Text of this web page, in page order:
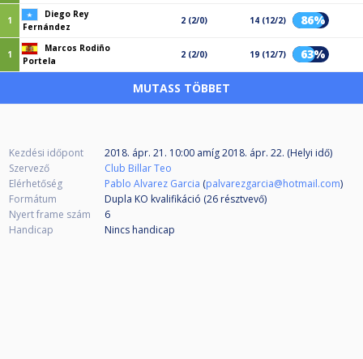
1
Diego Rey
Fernández
2 (2/0) 14 (12/2) 86%
1
Marcos Rodiño
Portela
2 (2/0) 19 (12/7) 63%
MUTASS TÖBBET
Kezdési időpont 2018. ápr. 21. 10:00 amíg2018. ápr. 22. (Helyi idő)
Szervező
Club Billar Teo
Elérhetőség
Pablo Alvarez Garcia (palvarezgarcia@hotmail.com)
Formátum
Dupla KO kvalifikáció (26 résztvevő)
Nyert frame szám
6
Handicap
Nincs handicap